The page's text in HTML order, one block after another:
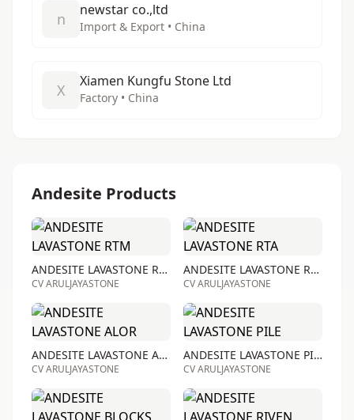
n newstar co.,ltd
Import & Export • China
X Xiamen Kungfu Stone Ltd
Factory • China
Andesite Products
ANDESITE LAVASTONE RTM
CV ARULJAYASTONE
ANDESITE LAVASTONE RTA
CV ARULJAYASTONE
ANDESITE LAVASTONE ALOR
CV ARULJAYASTONE
ANDESITE LAVASTONE PILE
CV ARULJAYASTONE